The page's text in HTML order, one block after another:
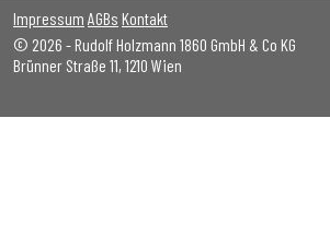
Impressum AGBs Kontakt
© 2026 - Rudolf Holzmann 1860 GmbH & Co KG
Brünner Straße 11, 1210 Wien